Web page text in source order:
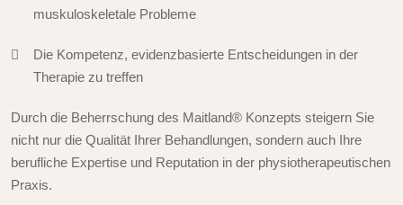
muskuloskeletale Probleme
Die Kompetenz, evidenzbasierte Entscheidungen in der
Therapie zu treffen
Durch die Beherrschung des Maitland® Konzepts steigern Sie
nicht nur die Qualität Ihrer Behandlungen, sondern auch Ihre
berufliche Expertise und Reputation in der physiotherapeutischen
Praxis.